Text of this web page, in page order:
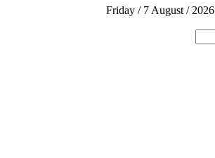
Friday / 7 August / 2026